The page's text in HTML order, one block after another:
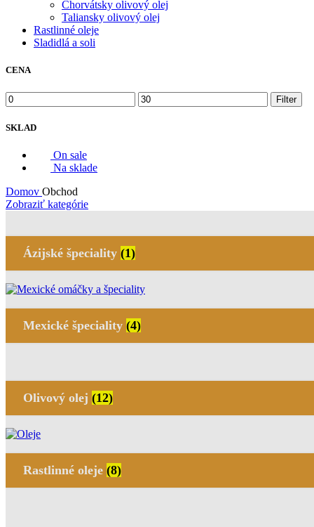
Chorvátsky olivový olej
Taliansky olivový olej
Rastlinné oleje
Sladidlá a soli
CENA
Minimálna
cena
Maximálna
cena
Filter
SKLAD
On sale
Na sklade
Domov Obchod
Zobraziť kategórie
Ázijské špeciality (1)
Mexické špeciality (4)
Olivový olej (12)
Rastlinné oleje (8)